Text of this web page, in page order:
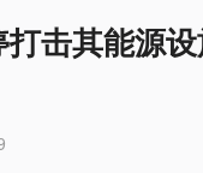
击其能源